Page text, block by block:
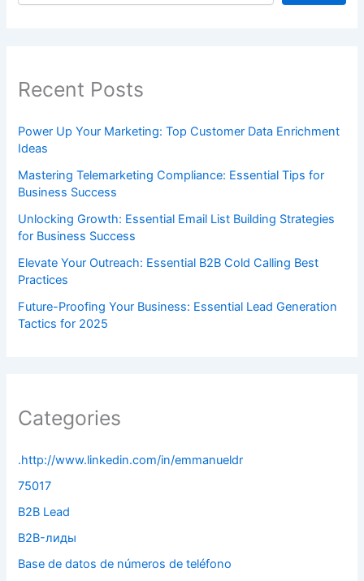
Recent Posts
Power Up Your Marketing: Top Customer Data Enrichment
Ideas
Mastering Telemarketing Compliance: Essential Tips for
Business Success
Unlocking Growth: Essential Email List Building Strategies
for Business Success
Elevate Your Outreach: Essential B2B Cold Calling Best
Practices
Future-Proofing Your Business: Essential Lead Generation
Tactics for 2025
Categories
.http://www.linkedin.com/in/emmanueldr
75017
B2B Lead
B2B-лиды
Base de datos de números de teléfono